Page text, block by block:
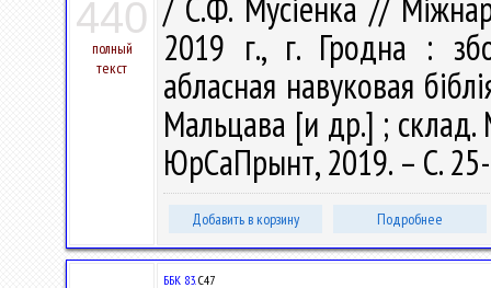
440
полный
текст
2019 г., г. Гродна :
абласная навуковая
Мальцава [и др.] ; склад.
ЮрСаПрынт, 2019. – С.
Добавить в корзину Подробнее
ББК 83.С47